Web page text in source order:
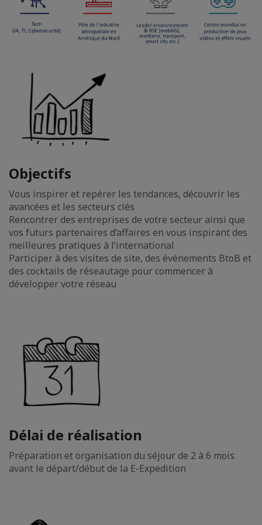
Objectifs
Vous inspirer et repérer les tendances, découvrir les
avancées et les secteurs clés
Rencontrer des entreprises de votre secteur ainsi que
vos futurs partenaires d’affaires en vous inspirant des
meilleures pratiques à l’international
Participer à des visites de site, des événements BtoB et
des cocktails de réseautage pour commencer à
développer votre réseau
Délai de réalisation
Préparation et organisation du séjour de 2 à 6 mois
avant le départ/début de la E-Expedition